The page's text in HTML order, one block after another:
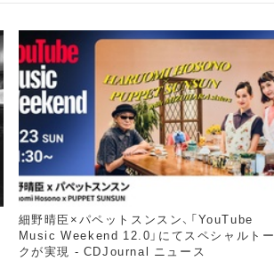
細野晴臣×パペットスンスン、「YouTube
Music Weekend 12.0」にてスペシャルトー
クが実現 - CDJournal ニュース